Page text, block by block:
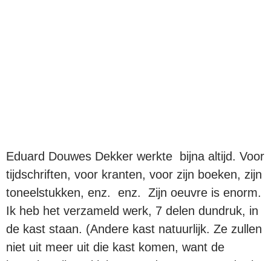
Eduard Douwes Dekker werkte bijna altijd. Voor
tijdschriften, voor kranten, voor zijn boeken, zijn
toneelstukken, enz. enz. Zijn oeuvre is enorm.
Ik heb het verzameld werk, 7 delen dundruk, in
de kast staan. (Andere kast natuurlijk. Ze zullen
niet uit meer uit die kast komen, want de